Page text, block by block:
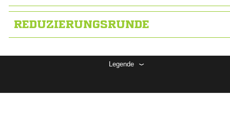
REDUZIERUNGSRUNDE
Legende